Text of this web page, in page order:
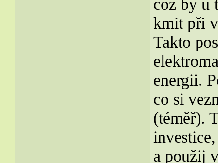
což by u
kmit při
Takto
energii.
co si
(téměř).
a použij